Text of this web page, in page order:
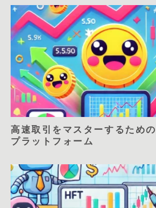
高速取引をマスターするため
プラットフォーム